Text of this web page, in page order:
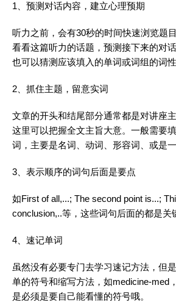
1、预测对话内容，建立心理预期
听力之前，会有30秒的时间快速浏览题
看看这篇听力的话题，预测接下来的对
也可以猜测应该填入的单词或词组的词性
2、抓住主题，留意实词
文章的开头和结尾部分通常都是对讲座
这里可以把握全文主旨大意。一般需要
词，主要是名词、动词、形容词、或是
3、表示顺序的词句后面是要点
如First of all,...; The second point is...;
conclusion,..等，这些词句后面的都是关
4、速记单词
虽然没有必要专门去学习速记方法，但
单的符号和缩写方法，如medicine-med
是必须是要自己能看懂的符号哦。